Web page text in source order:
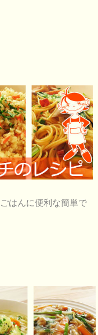
はんに便利な簡単で